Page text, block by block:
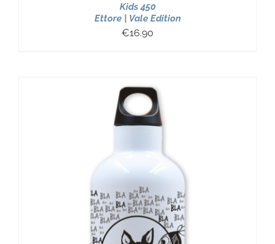
Kids 450
Ettore | Vale Edition
€16.90